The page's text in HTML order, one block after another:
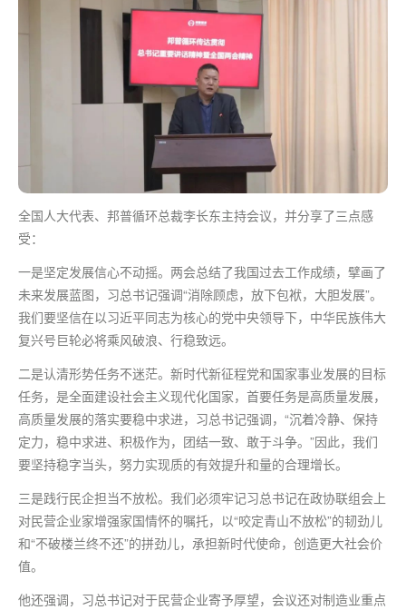
全国人大代表、邦普循环总裁李长东主持会议，并分享了三点感
受：
一是坚定发展信心不动摇。两会总结了我国过去工作成绩，擘画了
未来发展蓝图，习总书记强调“消除顾虑，放下包袱，大胆发展”。
我们要坚信在以习近平同志为核心的党中央领导下，中华民族伟大
复兴号巨轮必将乘风破浪、行稳致远。
二是认清形势任务不迷茫。新时代新征程党和国家事业发展的目标
任务，是全面建设社会主义现代化国家，首要任务是高质量发展，
高质量发展的落实要稳中求进，习总书记强调，“沉着冷静、保持
定力，稳中求进、积极作为，团结一致、敢于斗争。”因此，我们
要坚持稳字当头，努力实现质的有效提升和量的合理增长。
三是践行民企担当不放松。我们必须牢记习总书记在政协联组会上
对民营企业家增强家国情怀的嘱托，以“咬定青山不放松”的韧劲儿
和“不破楼兰终不还”的拼劲儿，承担新时代使命，创造更大社会价
值。
他还强调，习总书记对于民营企业寄予厚望，会议还对制造业重点